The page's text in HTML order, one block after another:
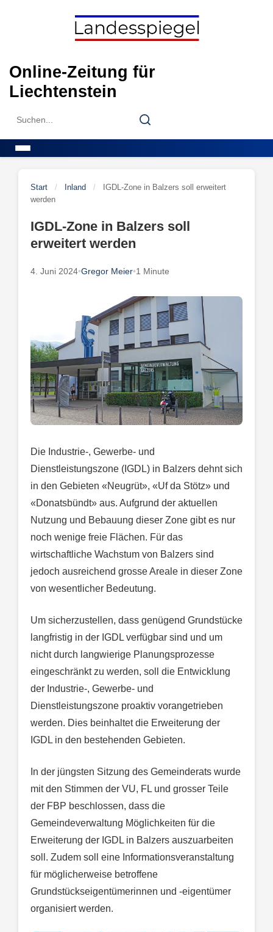
Online-Zeitung für
Liechtenstein
Search
Search
Start / Inland /
IGDL-Zone in Balzers soll erweitert
werden
IGDL-Zone in Balzers soll
erweitert werden
4. Juni 2024•Gregor Meier•1 Minute
Die Industrie-, Gewerbe- und
Dienstleistungszone (IGDL) in Balzers dehnt sich
in den Gebieten «Neugrüt», «Uf da Stötz» und
«Donatsbündt» aus. Aufgrund der aktuellen
Nutzung und Bebauung dieser Zone gibt es nur
noch wenige freie Flächen. Für das
wirtschaftliche Wachstum von Balzers sind
jedoch ausreichend grosse Areale in dieser Zone
von wesentlicher Bedeutung.
Um sicherzustellen, dass genügend Grundstücke
langfristig in der IGDL verfügbar sind und um
nicht durch langwierige Planungsprozesse
eingeschränkt zu werden, soll die Entwicklung
der Industrie-, Gewerbe- und
Dienstleistungszone proaktiv vorangetrieben
werden. Dies beinhaltet die Erweiterung der
IGDL in den bestehenden Gebieten.
In der jüngsten Sitzung des Gemeinderats wurde
mit den Stimmen der VU, FL und grosser Teile
der FBP beschlossen, dass die
Gemeindeverwaltung Möglichkeiten für die
Erweiterung der IGDL in Balzers auszuarbeiten
soll. Zudem soll eine Informationsveranstaltung
für möglicherweise betroffene
Grundstückseigentümerinnen und -eigentümer
organisiert werden.